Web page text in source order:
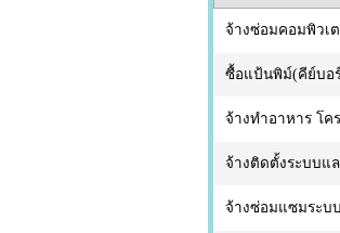
จ้างซ่อมคอมพิวเ
ซื้อแป้นพิม์(คีย์บอร์
จ้างทำอาหาร โค
จ้างติดตั้งระบบแ
จ้างซ่อมแซมระบ